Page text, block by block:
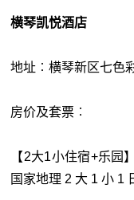
横琴凯悦酒店
地址︰横琴新区七色
房价及套票︰
【2大1小住宿+乐园
国家地理 2 大 1 小 1